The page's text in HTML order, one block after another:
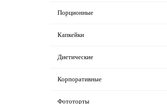
Порционные
Капкейки
Диетические
Корпоративные
Фототорты